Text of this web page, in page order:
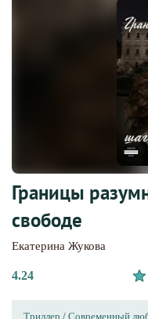
Границы
свободе
Екатерина Жукова
4.24
Триллер / Современный